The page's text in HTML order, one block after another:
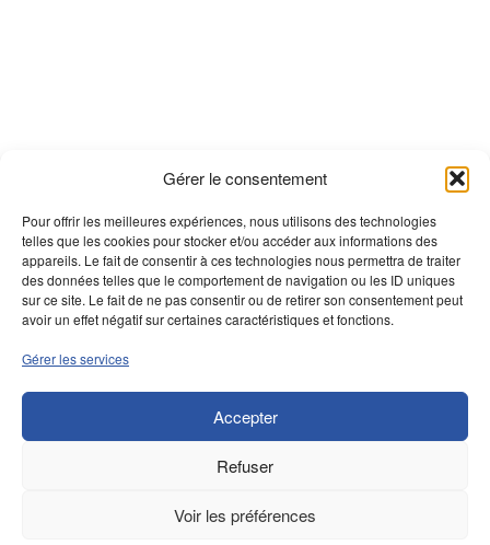
Gérer le consentement
Pour offrir les meilleures expériences, nous utilisons des technologies
telles que les cookies pour stocker et/ou accéder aux informations des
appareils. Le fait de consentir à ces technologies nous permettra de traiter
des données telles que le comportement de navigation ou les ID uniques
sur ce site. Le fait de ne pas consentir ou de retirer son consentement peut
avoir un effet négatif sur certaines caractéristiques et fonctions.
Gérer les services
Accepter
Refuser
Voir les préférences